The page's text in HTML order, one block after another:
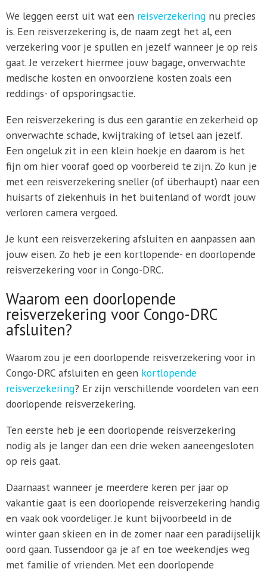
We leggen eerst uit wat een reisverzekeringnu precies
is. Een reisverzekering is, de naam zegt het al, een
verzekering voor je spullen en jezelf wanneer je op reis
gaat. Je verzekert hiermee jouw bagage, onverwachte
medische kosten en onvoorziene kosten zoals een
reddings- of opsporingsactie.
Een reisverzekering is dus een garantie en zekerheid op
onverwachte schade, kwijtraking of letsel aan jezelf.
Een ongeluk zit in een klein hoekje en daarom is het
fijn om hier vooraf goed op voorbereid te zijn. Zo kun je
met een reisverzekering sneller (of überhaupt) naar een
huisarts of ziekenhuis in het buitenland of wordt jouw
verloren camera vergoed.
Je kunt een reisverzekering afsluiten en aanpassen aan
jouw eisen. Zo heb je een kortlopende- en doorlopende
reisverzekering voor in Congo-DRC.
Waarom een doorlopende
reisverzekering voor Congo-DRC
afsluiten?
Waarom zou je een doorlopende reisverzekering voor in
Congo-DRC afsluiten en geen kortlopende
reisverzekering? Er zijn verschillende voordelen van een
doorlopende reisverzekering.
Ten eerste heb je een doorlopende reisverzekering
nodig als je langer dan een drie weken aaneengesloten
op reis gaat.
Daarnaast wanneer je meerdere keren per jaar op
vakantie gaat is een doorlopende reisverzekering handig
en vaak ook voordeliger. Je kunt bijvoorbeeld in de
winter gaan skieen en in de zomer naar een paradijselijk
oord gaan. Tussendoor ga je af en toe weekendjes weg
met familie of vrienden. Met een doorlopende